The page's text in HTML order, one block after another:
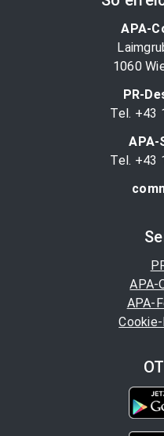
APA-
1060
PR-
Tel. +43
APA-
Tel. +43
APA-
APA-